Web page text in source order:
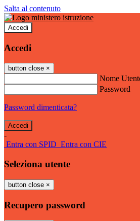
Salta al contenuto
Accedi
Accedi
button close ×
Nome
Password
Password dimenticata?
-
Entra con SPID Entra con CIE
Seleziona utente
button close ×
Recupero password